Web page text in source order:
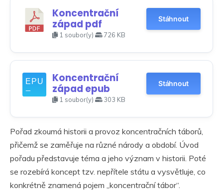
Koncentrační
západ pdf
1 soubor(y) 726 KB
Stáhnout
Koncentrační
západ epub
1 soubor(y) 303 KB
Stáhnout
Pořad zkoumá historii a provoz koncentračních táborů,
přičemž se zaměřuje na různé národy a období. Úvod
pořadu představuje téma a jeho význam v historii. Poté
se rozebírá koncept tzv. nepřítele státu a vysvětluje, co
konkrétně znamená pojem „koncentrační tábor“.